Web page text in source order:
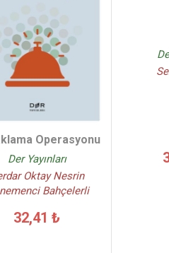
Operasyonu
Der Yayınları
Oktay Nesrin
Bahçelerli
32,41 ₺